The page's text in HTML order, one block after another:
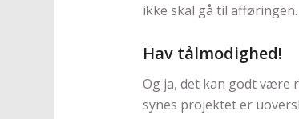
ikke skal gå til afføringen.
Hav tålmodighed!
Og ja, det kan godt
synes projektet er